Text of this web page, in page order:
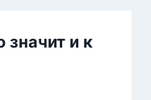
значит и к